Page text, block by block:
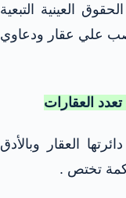
العينية التبعية
علي عقار ودعاوي
العقارات
العقار وبالأدق
تختص .